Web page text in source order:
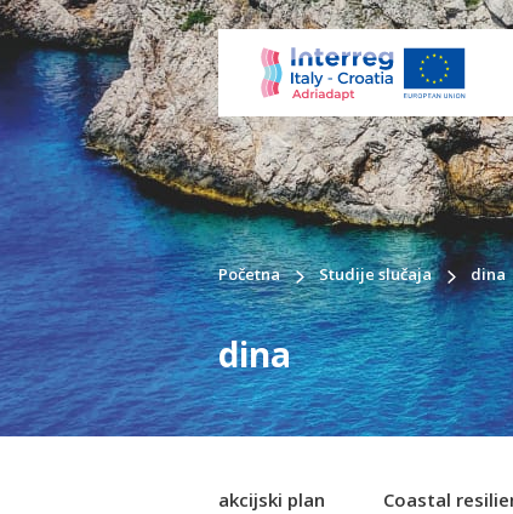
Početna Studije slučaja dina
dina
akcijski plan Coastal